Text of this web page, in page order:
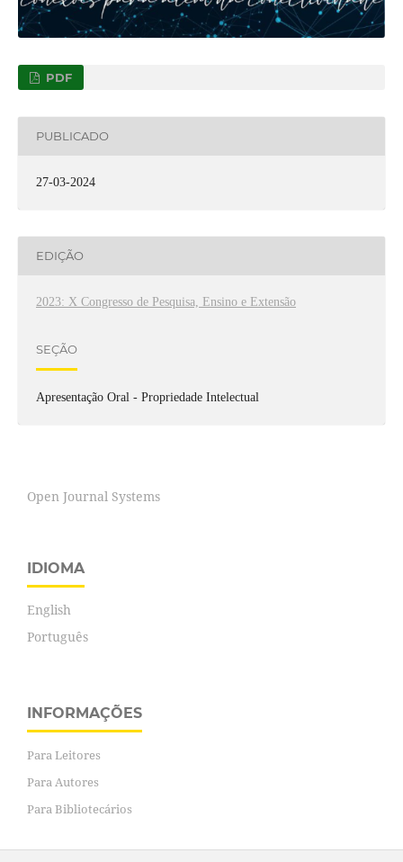
PDF
PUBLICADO
27-03-2024
EDIÇÃO
2023: X Congresso de Pesquisa, Ensino e Extensão
SEÇÃO
Apresentação Oral - Propriedade Intelectual
Open Journal Systems
IDIOMA
English
Português
INFORMAÇÕES
Para Leitores
Para Autores
Para Bibliotecários